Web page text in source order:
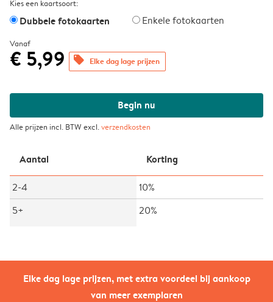
Elke dag lage prijzen, met extra voordeel bij aankoop
van meer exemplaren
Kies een kaartsoort:
Dubbele fotokaarten Enkele fotokaarten
Vanaf
€ 5,99 offers Elke dag lage prijzen
Begin nu
Alle prijzen incl. BTW excl.verzendkosten
Aantal Korting
2-4
10%
5+
20%